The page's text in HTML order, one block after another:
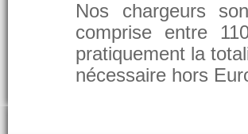
Nos chargeurs
comprise entre
pratiquement la
nécessaire hors